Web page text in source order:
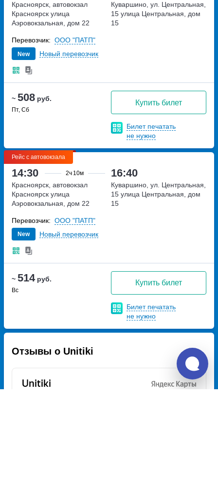
~ 508 руб.
Пт, Сб
Купить билет
Билет печатать
не нужно
Красноярск, автовокзал
Красноярск улица
Аэровокзальная, дом 22
Куваршино, ул. Центральная,
15 улица Центральная, дом
15
New Новый перевозчик
Перевозчик: ООО "ПАТП"
Рейс с автовокзала
14:30 2ч 10м 16:40
~ 514руб.
Вс
Купить билет
Билет печатать
не нужно
Красноярск, автовокзал
Красноярск улица
Аэровокзальная, дом 22
Куваршино, ул. Центральная,
15 улица Центральная, дом
15
New Новый перевозчик
Перевозчик: ООО "ПАТП"
Отзывы о Unitiki